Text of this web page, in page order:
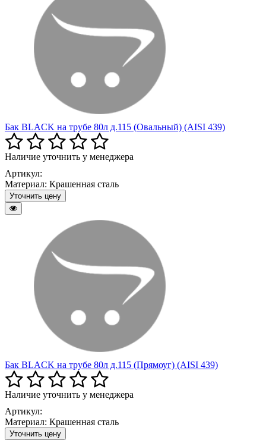
Бак BLACK на трубе 80л д.115 (Овальный) (AISI 439)
Наличие уточнить у менеджера
Артикул:
Материал: Крашенная сталь
Уточнить цену
Бак BLACK на трубе 80л д.115 (Прямоуг) (AISI 439)
Наличие уточнить у менеджера
Артикул:
Материал: Крашенная сталь
Уточнить цену